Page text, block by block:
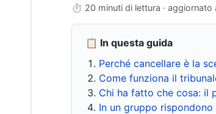
⏱ 20 minuti di lettura · aggiornato
📋 In questa guida
Perché cancellare è la
Come funziona il
Chi ha fatto che cosa: il
In un gruppo